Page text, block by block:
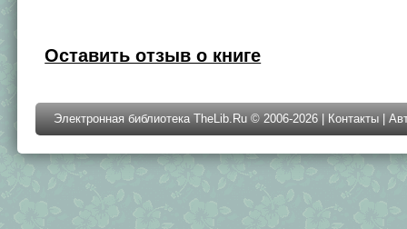
Оставить отзыв о книге
Электронная библиотека TheLib.Ru © 2006-2026 | Контакты |